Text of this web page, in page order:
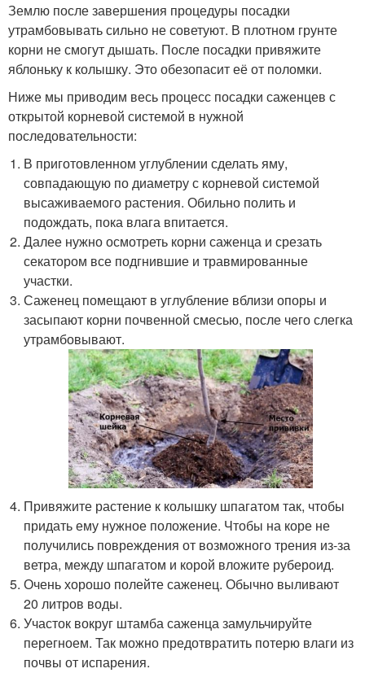
Землю после завершения процедуры посадки
утрамбовывать сильно не советуют. В плотном грунте
корни не смогут дышать. После посадки привяжите
яблоньку к колышку. Это обезопасит её от поломки.
Ниже мы приводим весь процесс посадки саженцев с
открытой корневой системой в нужной
последовательности:
В приготовленном углублении сделать яму,
совпадающую по диаметру с корневой системой
высаживаемого растения. Обильно полить и
подождать, пока влага впитается.
Далее нужно осмотреть корни саженца и срезать
секатором все подгнившие и травмированные
участки.
Саженец помещают в углубление вблизи опоры и
засыпают корни почвенной смесью, после чего слегка
утрамбовывают.
Привяжите растение к колышку шпагатом так, чтобы
придать ему нужное положение. Чтобы на коре не
получились повреждения от возможного трения из-за
ветра, между шпагатом и корой вложите рубероид.
Очень хорошо полейте саженец. Обычно выливают
20 литров воды.
Участок вокруг штамба саженца замульчируйте
перегноем. Так можно предотвратить потерю влаги из
почвы от испарения.